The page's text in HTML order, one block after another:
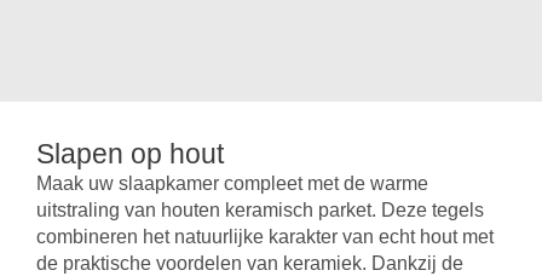
Slapen op hout
Maak uw slaapkamer compleet met de warme
uitstraling van houten keramisch parket. Deze tegels
combineren het natuurlijke karakter van echt hout met
de praktische voordelen van keramiek. Dankzij de